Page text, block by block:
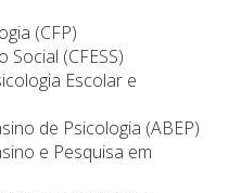
(CFP)
Social (CFESS)
Escolar e
de Psicologia (ABEP)
e Pesquisa em